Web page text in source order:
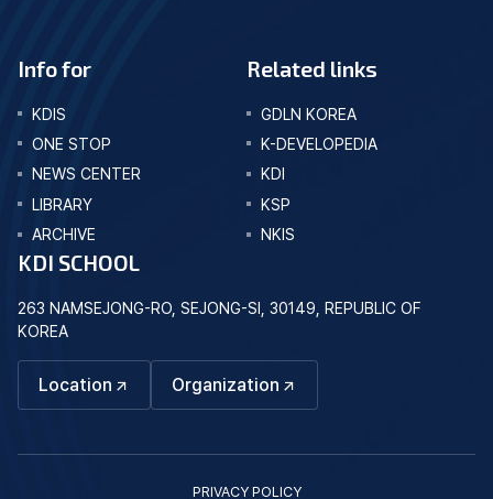
Info for
KDIS
ONE STOP
NEWS CENTER
LIBRARY
ARCHIVE
Related links
GDLN KOREA
K-DEVELOPEDIA
KDI
KSP
NKIS
KDI SCHOOL
263 NAMSEJONG-RO, SEJONG-SI, 30149, REPUBLIC OF
KOREA
Location Organization
PRIVACY POLICY